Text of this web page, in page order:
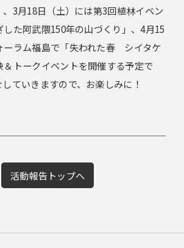
3月18日（土）には第3回植林イベン
した阿武隈150年の山づくり」、4月15
ーラム福島で「失われた春 シイタケ
＆トークイベントを開催する予定で
ていきますので、お楽しみに！
活動報告トップへ